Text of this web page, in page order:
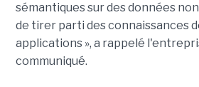
sémantiques sur des données
de tirer parti des connaissances
applications », a rappelé
communiqué.